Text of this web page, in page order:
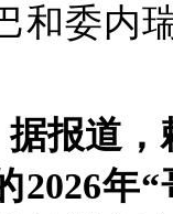
和委内
报道
2026年